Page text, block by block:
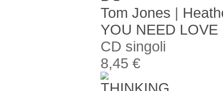
Tom Jones |
YOU NEED LOVE
CD singoli
8,45 €